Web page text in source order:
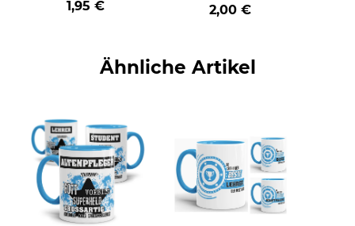
1,95 € 2,00 €
Ähnliche Artikel